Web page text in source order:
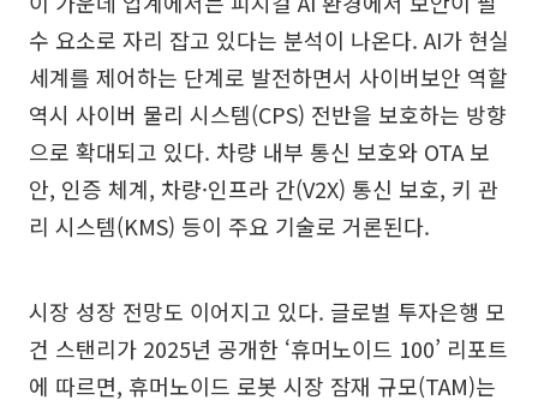
수 요소로 자리 잡고 있다는 분석이 나온다. AI가 현실
세계를 제어하는 단계로 발전하면서 사이버보안 역할
역시 사이버 물리 시스템(CPS) 전반을 보호하는 방향
으로 확대되고 있다. 차량 내부 통신 보호와 OTA 보
안, 인증 체계, 차량·인프라 간(V2X) 통신 보호, 키 관
리 시스템(KMS) 등이 주요 기술로 거론된다.
시장 성장 전망도 이어지고 있다. 글로벌 투자은행 모
건 스탠리가 2025년 공개한 ‘휴머노이드 100’ 리포트
에 따르면, 휴머노이드 로봇 시장 잠재 규모(TAM)는